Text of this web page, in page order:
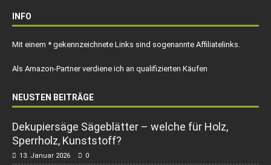
INFO
Mit einem * gekennzeichnete Links sind sogenannte Affiliatelinks.
Als Amazon-Partner verdiene ich an qualifizierten Käufen
NEUSTEN BEITRÄGE
Dekupiersäge Sägeblätter – welche für Holz,
Sperrholz, Kunststoff?
13. Januar 2026 0